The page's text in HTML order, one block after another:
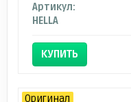
Артикул:
HELLA
КУПИТЬ
Оригинал